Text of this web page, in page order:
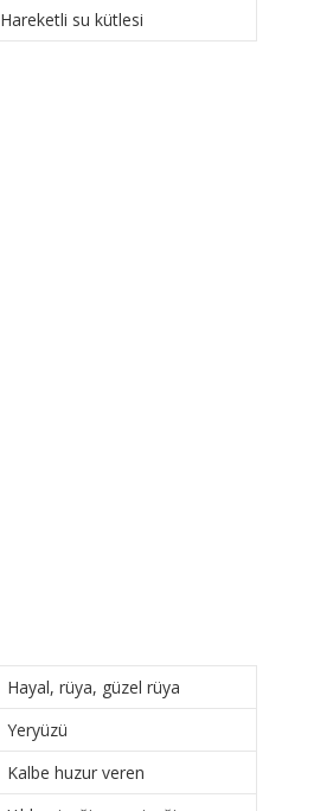
Hareketli su kütlesi
Hayal, rüya, güzel rüya
Yeryüzü
Kalbe huzur veren